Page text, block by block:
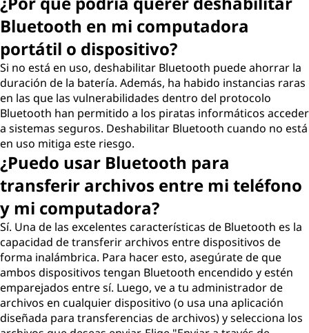
Bluetooth en mi computadora
portátil o dispositivo?
Si no está en uso, deshabilitar Bluetooth puede ahorrar la
duración de la batería. Además, ha habido instancias raras
en las que las vulnerabilidades dentro del protocolo
Bluetooth han permitido a los piratas informáticos acceder
a sistemas seguros. Deshabilitar Bluetooth cuando no está
en uso mitiga este riesgo.
¿Puedo usar Bluetooth para
transferir archivos entre mi teléfono
y mi computadora?
Sí. Una de las excelentes características de Bluetooth es la
capacidad de transferir archivos entre dispositivos de
forma inalámbrica. Para hacer esto, asegúrate de que
ambos dispositivos tengan Bluetooth encendido y estén
emparejados entre sí. Luego, ve a tu administrador de
archivos en cualquier dispositivo (o usa una aplicación
diseñada para transferencias de archivos) y selecciona los